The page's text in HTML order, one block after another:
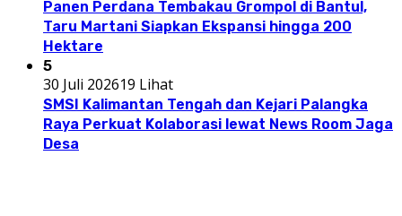
Panen Perdana Tembakau Grompol di Bantul,
Taru Martani Siapkan Ekspansi hingga 200
Hektare
5
30 Juli 202619 Lihat
SMSI Kalimantan Tengah dan Kejari Palangka
Raya Perkuat Kolaborasi lewat News Room Jaga
Desa